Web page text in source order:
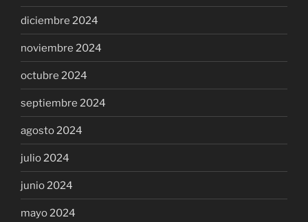
diciembre 2024
noviembre 2024
octubre 2024
septiembre 2024
agosto 2024
julio 2024
junio 2024
mayo 2024